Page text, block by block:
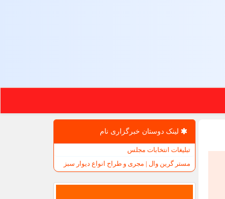
لینک دوستان خبرگزاری نام
تبلیغات انتخابات مجلس
مستر گرین وال | مجری و طراح انواع دیوار سبز